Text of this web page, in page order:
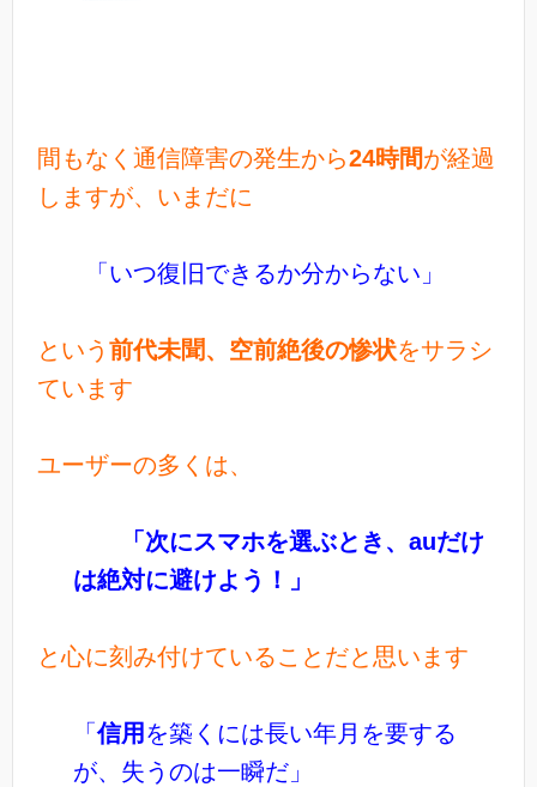
間もなく通信障害の発生から24時間が経過
しますが、 いまだに
「いつ復旧できるか分からない」
という 前代未聞、空前絶後の惨状をサラシ
ています
ユーザーの多くは、
「次にスマホを選ぶとき、auだけ
は絶対に避けよう！」
と心に刻み付けていることだと思います
「信用 を築くには長い年月を要する
が、失うのは一瞬だ」